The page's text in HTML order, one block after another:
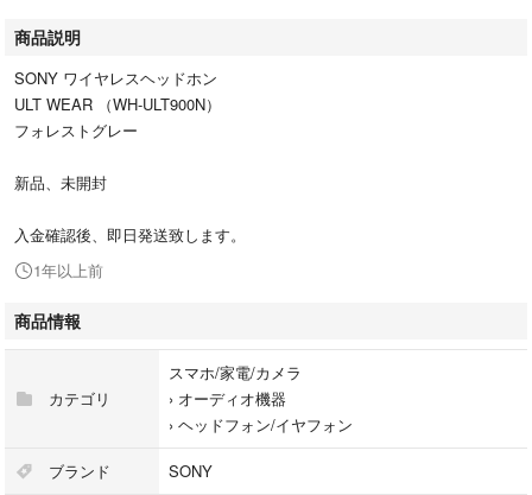
商品説明
SONY ワイヤレスヘッドホン
ULT WEAR （WH-ULT900N）
フォレストグレー
新品、未開封
入金確認後、即日発送致します。
1年以上前
商品情報
カテゴリ
スマホ/家電/カメラ
› オーディオ機器
› ヘッドフォン/イヤフォン
ブランド SONY